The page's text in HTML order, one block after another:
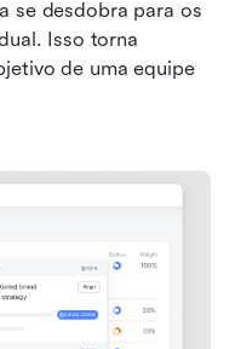
se desdobra para os
Isso torna
de uma equipe